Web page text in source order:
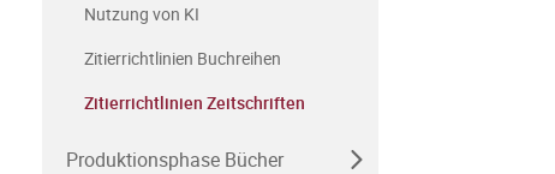
Nutzung von KI
Zitierrichtlinien Buchreihen
Zitierrichtlinien Zeitschriften
Produktionsphase Bücher